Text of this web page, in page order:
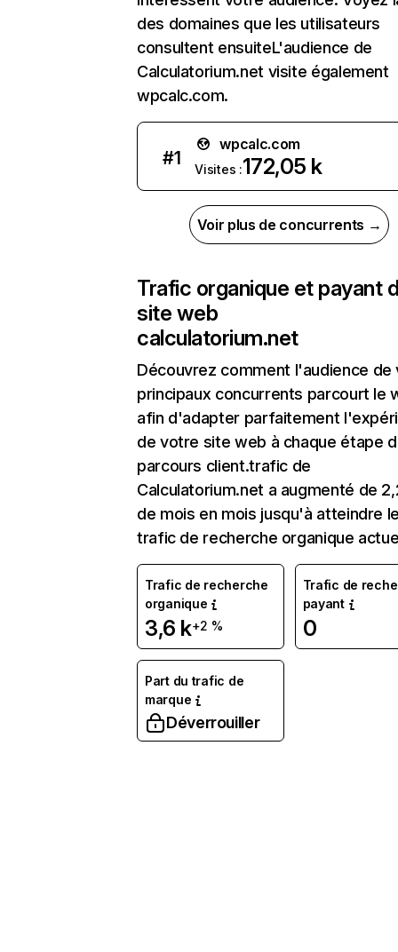
des domaines que les utilisateurs
consultent ensuiteL'audience de
Calculatorium.net visite également
wpcalc.com.
#1
wpcalc.com
Visites :172,05 k
Voir plus de concurrents →
Trafic organique et payant
site web
calculatorium.net
Découvrez comment l'audience de
principaux concurrents parcourt le
afin d'adapter parfaitement
de votre site web à chaque étape
parcours client.trafic de
Calculatorium.net a augmenté de
de mois en mois jusqu'à atteindre
trafic de recherche organique
Trafic de recherche
organique
3,6 k+2 %
Trafic de
payant
0
Part du trafic de
marque
Déverrouiller